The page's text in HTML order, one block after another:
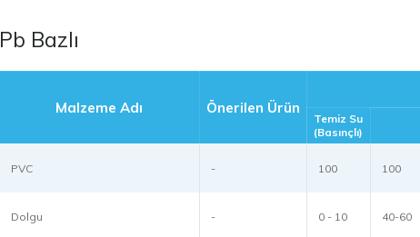
Pb Bazlı
Malzeme Adı Önerilen Ürün
Temiz Su
(Basınçlı)
PVC - 100 100
Dolgu - 0 - 10 40-60